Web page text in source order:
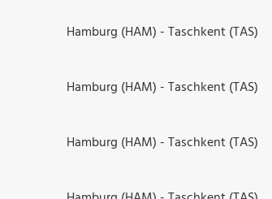
Hamburg (HAM) - Taschkent (TAS)
Hamburg (HAM) - Taschkent (TAS)
Hamburg (HAM) - Taschkent (TAS)